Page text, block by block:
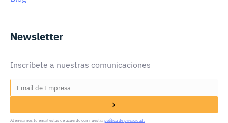
Newsletter
Inscríbete a nuestras comunicaciones
Al enviarnos tu email estás de acuerdo con nuestra política de privacidad.